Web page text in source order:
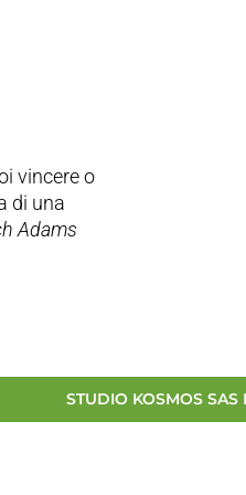
vincere o
di una
Adams
STUDIO KOSMOS